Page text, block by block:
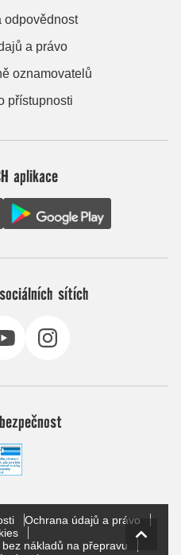
odpovědnost
a právo
oznamovatelů
přístupnosti
aplikace
sociálních sítích
Ochrana údajů a právo
nákladů na přepravu